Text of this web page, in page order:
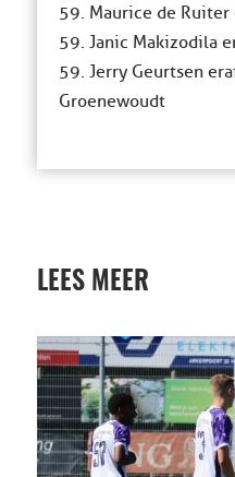
59. Maurice de
59. Janic Makizodila
59. Jerry Geurtsen
Groenewoudt
LEES MEER